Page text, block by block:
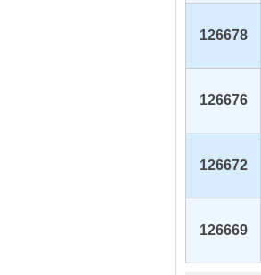
126678
126676
126672
126669